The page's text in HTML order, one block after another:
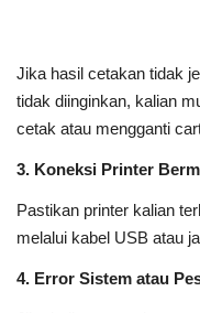
Jika hasil cetakan tidak
tidak diinginkan, kalian
cetak atau mengganti
3. Koneksi Printer
Pastikan printer kalian
melalui kabel USB atau
4. Error Sistem atau